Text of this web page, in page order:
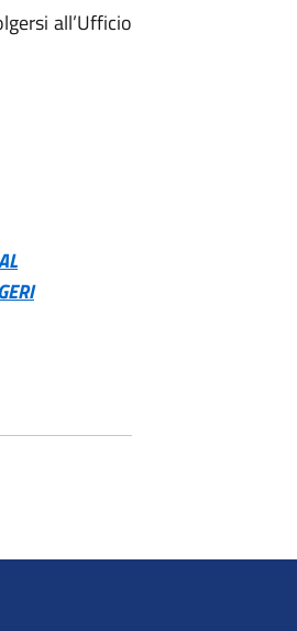
all’Ufficio